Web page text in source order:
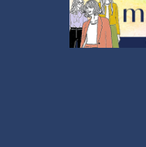
先月6日の練習中に倒れ、
およそ一カ月後の今月3日